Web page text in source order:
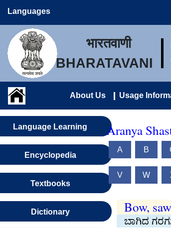
Languages
भारतवाणी
BHARATAVANI
About Us Usage
Language Learning
Encyclopedia
Textbooks
Dictionary
Aranya
A B
V W
Bow, saw
ಬಾಗಿದ